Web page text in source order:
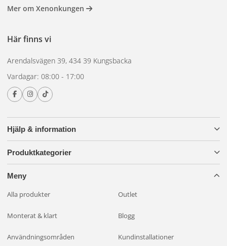
Storlekar och
standardmått
Vanliga mått ligger runt 230 till 250 mm i bredd och 95 till
140 mm i höjd. Det finns också större varianter upp till 400
mm som används på tyngre lastbilar. Kontrollera alltid
måtten mot ditt befintliga bakljus eller mot utrymmet där
lampan ska monteras.
Hjälp & information
Produktkategorier
Meny
Alla produkter Outlet
Monterat & klart Blogg
Användningsområden Kundinstallationer
Mer om Xenonkungen
Här finns vi
Arendalsvägen 39, 434 39 Kungsbacka
Vardagar: 08:00 - 17:00